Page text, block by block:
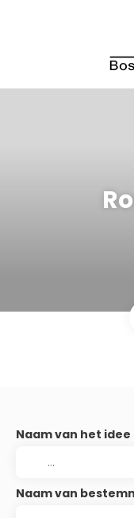
Naam van het idee
Naam van